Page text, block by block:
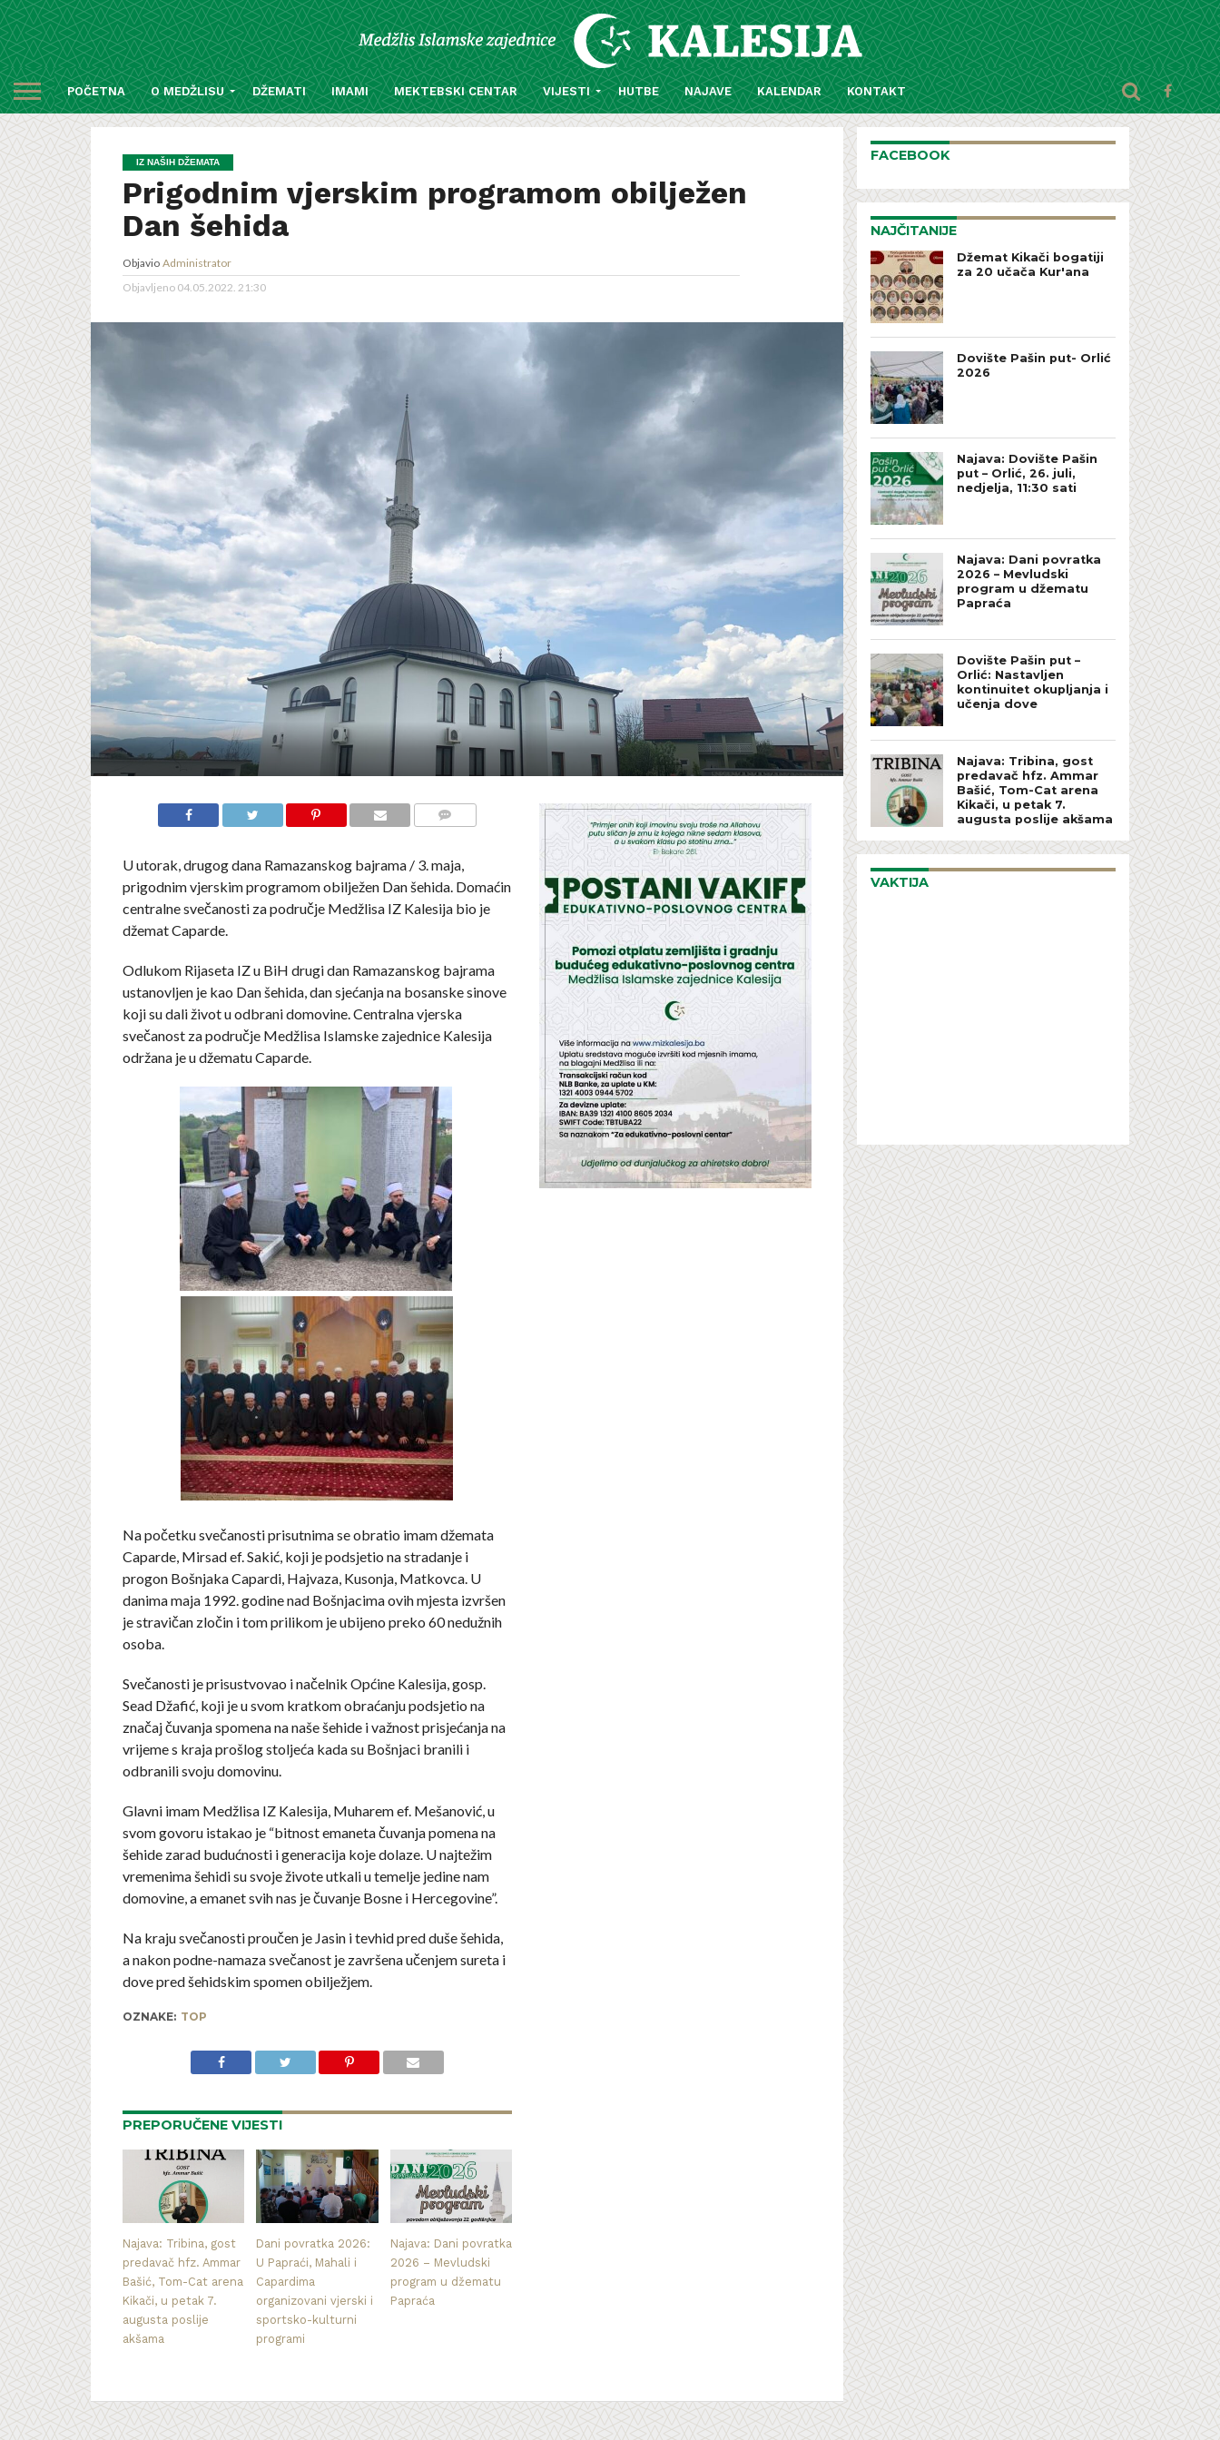
POČETNA O MEDŽLISU DŽEMATI IMAMI MEKTEBSKI CENTAR VIJESTI HUTBE NAJAVE KALENDAR KONTAKT
IZ NAŠIH DŽEMATA
Prigodnim vjerskim programom obilježen
Dan šehida
Objavio Administrator
Objavljeno 04.05.2022. 21:30
U utorak, drugog dana Ramazanskog bajrama / 3. maja,
prigodnim vjerskim programom obilježen Dan šehida. Domaćin
centralne svečanosti za područje Medžlisa IZ Kalesija bio je
džemat Caparde.
Odlukom Rijaseta IZ u BiH drugi dan Ramazanskog bajrama
ustanovljen je kao Dan šehida, dan sjećanja na bosanske sinove
koji su dali život u odbrani domovine. Centralna vjerska
svečanost za područje Medžlisa Islamske zajednice Kalesija
održana je u džematu Caparde.
Na početku svečanosti prisutnima se obratio imam džemata
Caparde, Mirsad ef. Sakić, koji je podsjetio na stradanje i
progon Bošnjaka Capardi, Hajvaza, Kusonja, Matkovca. U
danima maja 1992. godine nad Bošnjacima ovih mjesta izvršen
je stravičan zločin i tom prilikom je ubijeno preko 60 nedužnih
osoba.
Svečanosti je prisustvovao i načelnik Općine Kalesija, gosp.
Sead Džafić, koji je u svom kratkom obraćanju podsjetio na
značaj čuvanja spomena na naše šehide i važnost prisjećanja na
vrijeme s kraja prošlog stoljeća kada su Bošnjaci branili i
odbranili svoju domovinu.
Glavni imam Medžlisa IZ Kalesija, Muharem ef. Mešanović, u
svom govoru istakao je “bitnost emaneta čuvanja pomena na
šehide zarad budućnosti i generacija koje dolaze. U najtežim
vremenima šehidi su svoje živote utkali u temelje jedine nam
domovine, a emanet svih nas je čuvanje Bosne i Hercegovine”.
Na kraju svečanosti proučen je Jasin i tevhid pred duše šehida,
a nakon podne-namaza svečanost je završena učenjem sureta i
dove pred šehidskim spomen obilježjem.
OZNAKE: TOP
PREPORUČENE VIJESTI
Najava: Tribina, gost
predavač hfz. Ammar
Bašić, Tom-Cat arena
Kikači, u petak 7.
augusta poslije
akšama
Dani povratka 2026:
U Papraći, Mahali i
Capardima
organizovani vjerski i
sportsko-kulturni
programi
Najava: Dani povratka
2026 – Mevludski
program u džematu
Papraća
FACEBOOK
NAJČITANIJE
Džemat Kikači bogatiji
za 20 učača Kur'ana
Dovište Pašin put- Orlić
2026
Najava: Dovište Pašin
put – Orlić, 26. juli,
nedjelja, 11:30 sati
Najava: Dani povratka
2026 – Mevludski
program u džematu
Papraća
Dovište Pašin put –
Orlić: Nastavljen
kontinuitet okupljanja i
učenja dove
Najava: Tribina, gost
predavač hfz. Ammar
Bašić, Tom-Cat arena
Kikači, u petak 7.
augusta poslije akšama
VAKTIJA